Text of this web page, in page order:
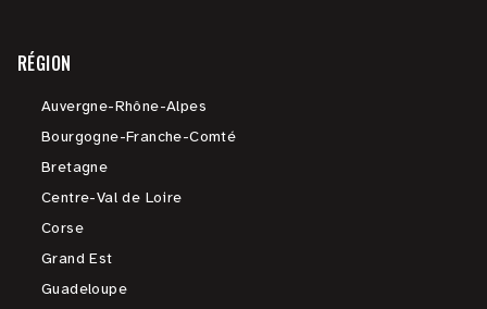
RÉGION
Auvergne-Rhône-Alpes
Bourgogne-Franche-Comté
Bretagne
Centre-Val de Loire
Corse
Grand Est
Guadeloupe